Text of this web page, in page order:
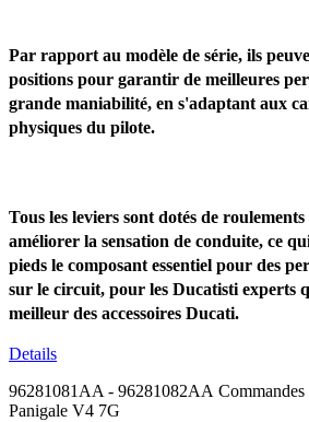
Par rapport au modèle de série, ils
positions pour garantir de meilleures
grande maniabilité, en s'adaptant aux
physiques du pilote.
Tous les leviers sont dotés de
améliorer la sensation de conduite, ce
pieds le composant essentiel pour des
sur le circuit, pour les Ducatisti experts
meilleur des accessoires Ducati.
Details
96281081AA - 96281082AA Commandes
Panigale V4 7G